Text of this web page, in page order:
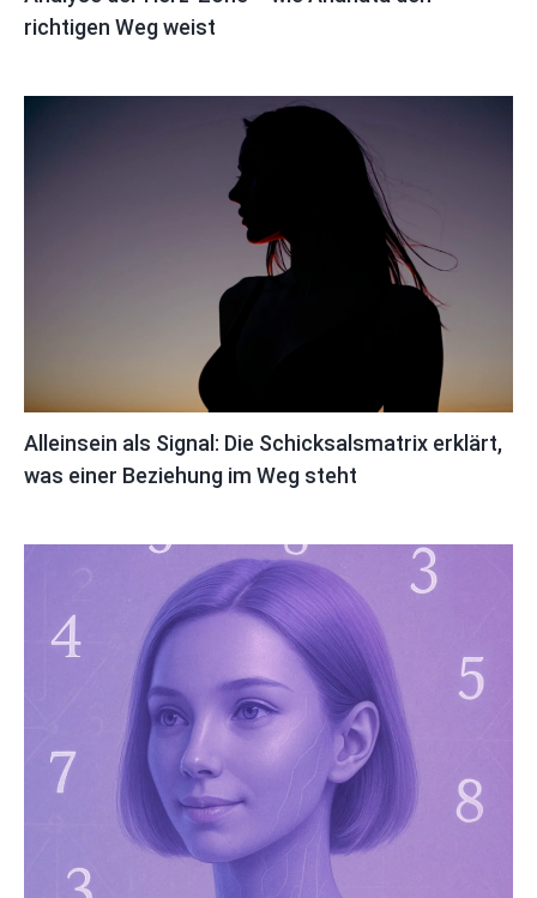
richtigen Weg weist
Alleinsein als Signal: Die Schicksalsmatrix erklärt,
was einer Beziehung im Weg steht